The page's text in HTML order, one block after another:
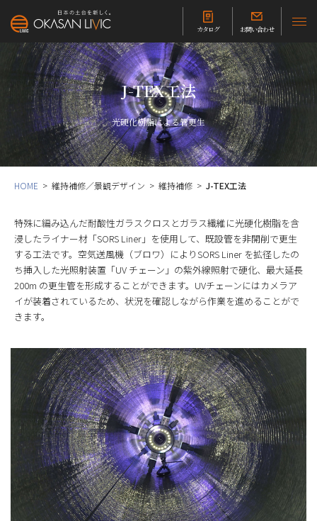
カタログ お問い合わせ
J-TEX工法
光硬化樹脂による管更生
HOME 維持補修／景観デザイン 維持補修 J-TEX工法
特殊に編み込んだ耐酸性ガラスクロスとガラス繊維に光硬化樹脂を含
浸したライナー材「SORS Liner」を使用して、既設管を非開削で更生
する工法です。空気送風機（ブロワ）によりSORS Liner を拡径したの
ち挿入した光照射装置「UV チェーン」の紫外線照射で硬化、最大延長
200m の更生管を形成することができます。UVチェーンにはカメラア
イが装着されているため、状況を確認しながら作業を進めることがで
きます。